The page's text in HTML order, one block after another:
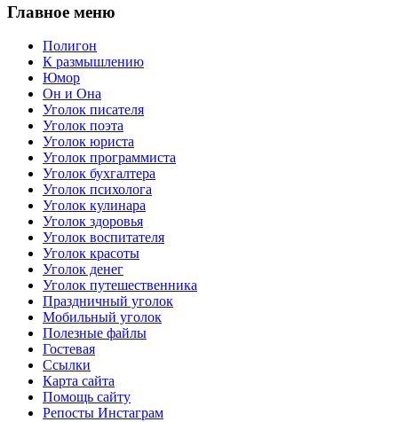
Главное меню
Полигон
К размышлению
Юмор
Он и Она
Уголок писателя
Уголок поэта
Уголок юриста
Уголок программиста
Уголок бухгалтера
Уголок психолога
Уголок кулинара
Уголок здоровья
Уголок воспитателя
Уголок красоты
Уголок денег
Уголок путешественника
Праздничный уголок
Мобильный уголок
Полезные файлы
Гостевая
Ссылки
Карта сайта
Помощь сайту
Репосты Инстаграм